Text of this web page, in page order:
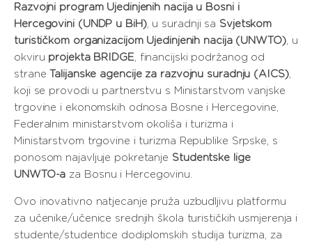
Razvojni program Ujedinjenih nacija u Bosni i
Hercegovini (UNDP u BiH), u suradnji sa Svjetskom
turističkom organizacijom Ujedinjenih nacija (UNWTO), u
okviru projekta BRIDGE, financijski podržanog od
strane Talijanske agencije za razvojnu suradnju (AICS),
koji se provodi u partnerstvu s Ministarstvom vanjske
trgovine i ekonomskih odnosa Bosne i Hercegovine,
Federalnim ministarstvom okoliša i turizma i
Ministarstvom trgovine i turizma Republike Srpske, s
ponosom najavljuje pokretanje Studentske lige
UNWTO-a za Bosnu i Hercegovinu.
Ovo inovativno natjecanje pruža uzbudljivu platformu
za učenike/učenice srednjih škola turističkih usmjerenja i
studente/studentice dodiplomskih studija turizma, za